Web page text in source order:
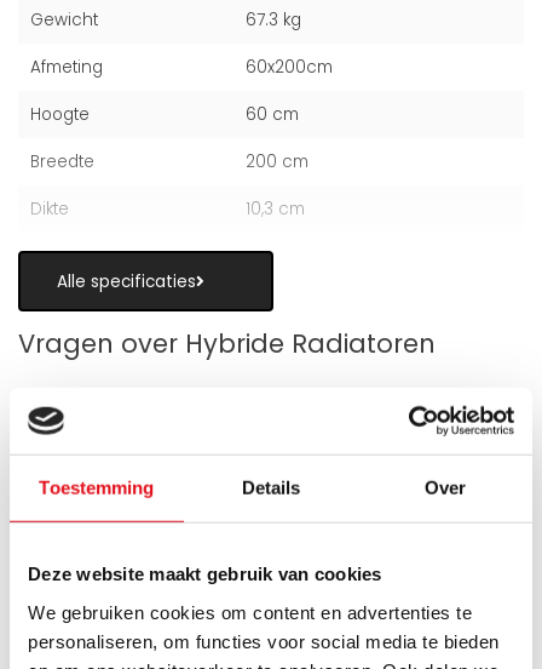
Toestemming Details Over
Deze website maakt gebruik van cookies
We gebruiken cookies om content en advertenties te
personaliseren, om functies voor social media te bieden
Gewicht 67.3 kg
Afmeting 60x200cm
Hoogte 60 cm
Breedte 200 cm
Dikte 10,3 cm
Alle specificaties
Vragen over Hybride Radiatoren
Is een hybride paneelradiator geschikt
als alternatief voor vloerverwarming?
Wanneer zijn de warmteboosters het
meest nuttig?